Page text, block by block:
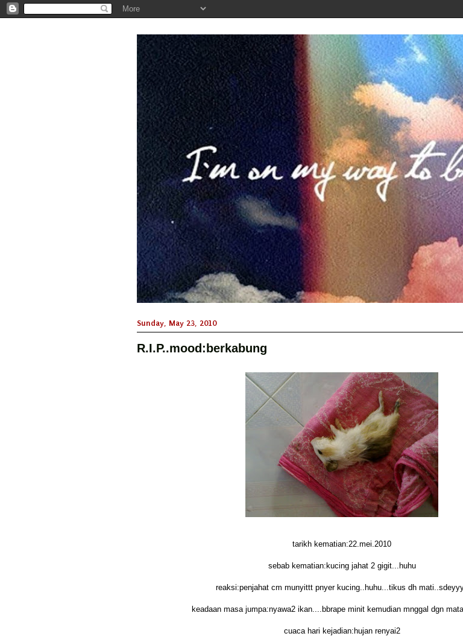
Sunday, May 23, 2010
R.I.P..mood:berkabung
tarikh kematian:22.mei.2010
sebab kematian:kucing jahat 2 gigit...huhu
reaksi:penjahat cm munyittt pnyer kucing..huhu...tikus dh
keadaan masa jumpa:nyawa2 ikan....bbrape minit kemudian mnggal dgn
cuaca hari kejadian:hujan renyai2